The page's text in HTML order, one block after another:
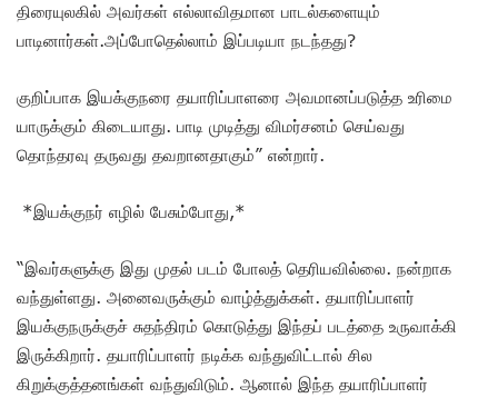
திரையுலகில் அவர்கள் எல்லாவிதமான பாடல்களையும்
பாடினார்கள்.அப்போதெல்லாம் இப்படியா நடந்தது?
குறிப்பாக இயக்குநரை தயாரிப்பாளரை அவமானப்படுத்த உரிமை
யாருக்கும் கிடையாது. பாடி முடித்து விமர்சனம் செய்வது
தொந்தரவு தருவது தவறானதாகும்” என்றார்.
*இயக்குநர் எழில் பேசும்போது,*
“இவர்களுக்கு இது முதல் படம் போலத் தெரியவில்லை. நன்றாக
வந்துள்ளது. அனைவருக்கும் வாழ்த்துக்கள். தயாரிப்பாளர்
இயக்குநருக்குச் சுதந்திரம் கொடுத்து இந்தப் படத்தை உருவாக்கி
இருக்கிறார். தயாரிப்பாளர் நடிக்க வந்துவிட்டால் சில
கிறுக்குத்தனங்கள் வந்துவிடும். ஆனால் இந்த தயாரிப்பாளர்